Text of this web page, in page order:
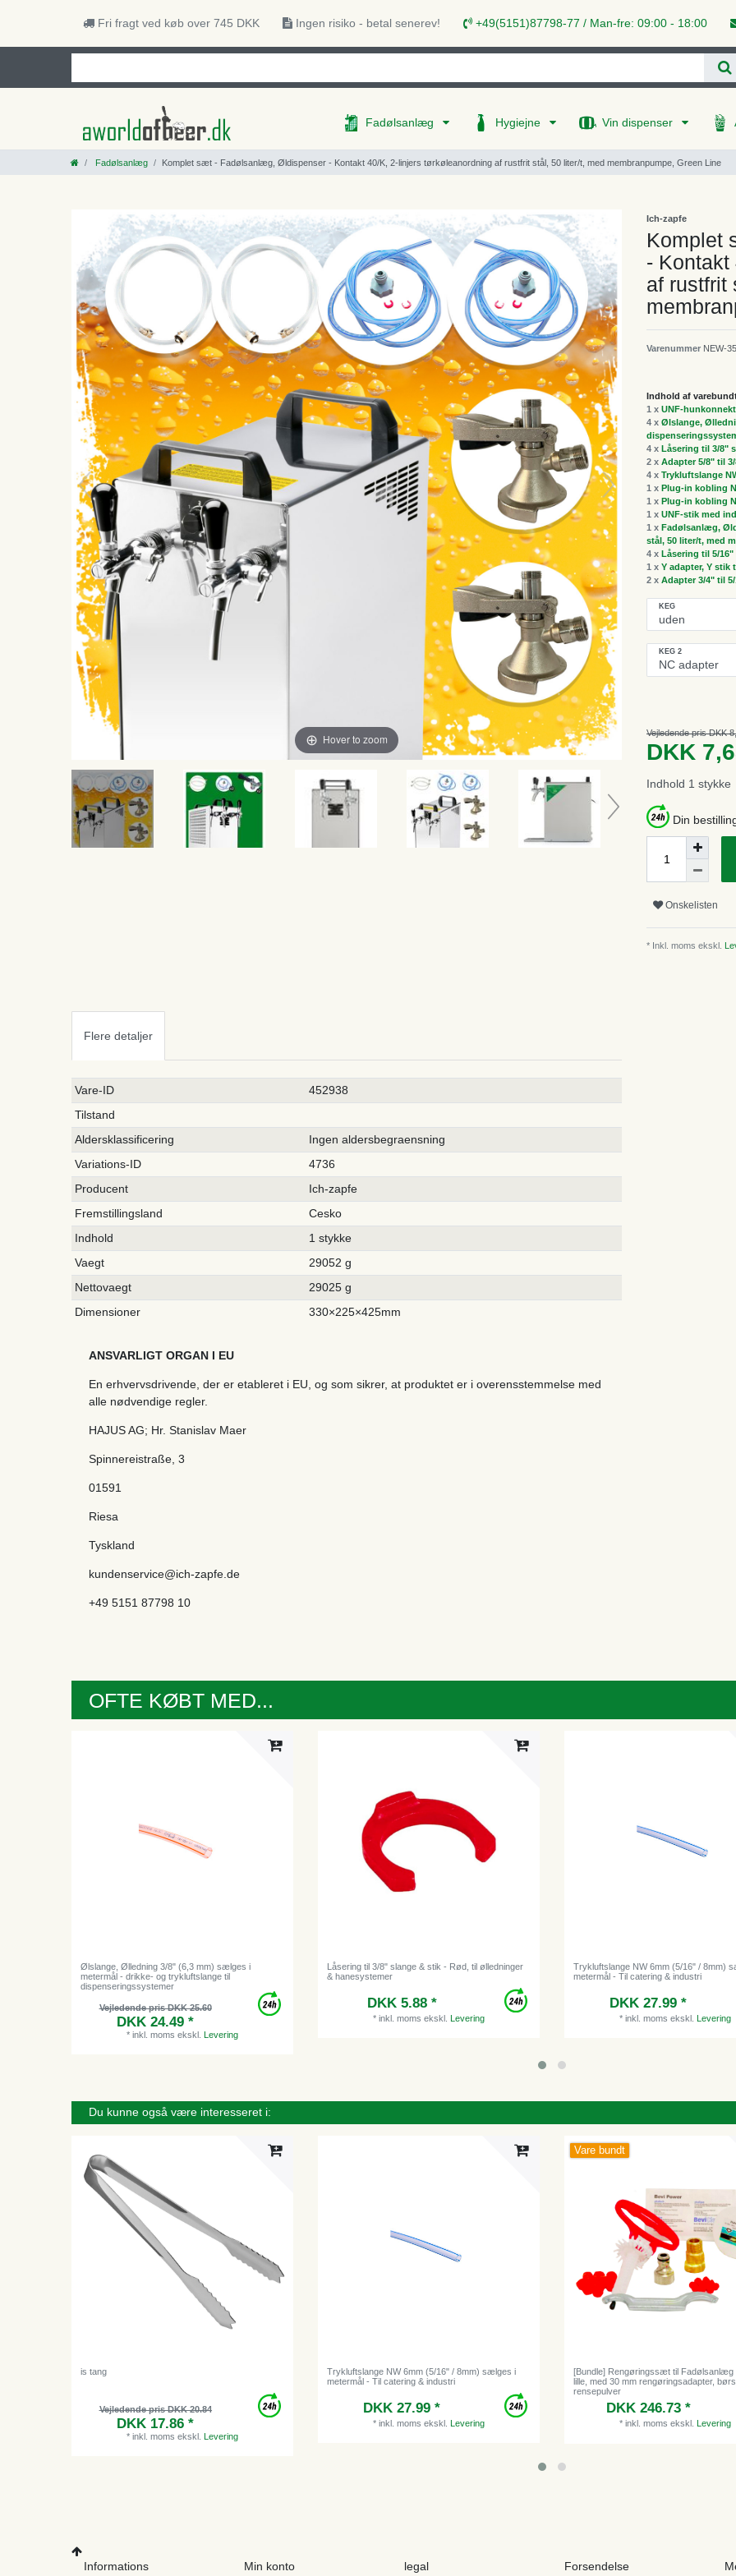
Fri fragt ved køb over 745 DKK Ingen risiko - betal senerev! +49(5151)87798-77 / Man-fre: 09:00 - 18:00
Fadølsanlæg Hygiejne Vin dispenser
Fadølsanlæg Komplet sæt - Fadølsanlæg, Øldispenser - Kontakt 40/K, 2-linjers tørkøleanordning af rustfrit stål, 50 liter/t, med membranpumpe, Green Line
Hover to zoom
Ich-zapfe
Komplet
-
af rustfrit
Varenummer NEW-
Indhold af
1 x UNF-
4 x Ølslange,
4 x Låsering til 3/8"
2 x Adapter 5/8" til
4 x Trykluftslange
1 x Plug-in kobling
1 x Plug-in kobling
1 x UNF-stik med
1 x Fadølsanlæg,
stål, 50 liter/t, med
4 x Låsering til 5/
1 x Y adapter, Y stik
2 x Adapter 3/4" til
KEG
KEG 2
Vejledende pris DKK
DKK
Indhold 1 stykke
Din
Onskelisten
* Inkl. moms ekskl.
Flere detaljer
Ceres::Template.singleItemTechnicalDataAttribute
Ceres::Template.singleItemTechnicalDataValue
Vare-ID
452938
Tilstand
Aldersklassificering
Ingen aldersbegraensning
Variations-ID
4736
Producent
Ich-zapfe
Fremstillingsland
Cesko
Indhold
1 stykke
Vaegt
29052 g
Nettovaegt
29025 g
Dimensioner
330×225×425mm
ANSVARLIGT ORGAN I EU
En erhvervsdrivende, der er etableret i EU, og som sikrer, at produktet er i overensstemmelse med
alle nødvendige regler.
HAJUS AG; Hr. Stanislav Maer
Spinnereistraße 3
01591
Riesa
Tyskland
kundenservice@ich-zapfe.de
+49 5151 87798 10
OFTE KØBT MED...
Ølslange, Ølledning 3/8" (6,3 mm) sælges i
metermål - drikke- og trykluftslange til
dispenseringssystemer
Vejledende pris DKK 25.60
DKK 24.49 *
* inkl. moms ekskl. Levering
Låsering til 3/8" slange & stik - Rød, til ølledninger
& hanesystemer
DKK 5.88 *
* inkl. moms ekskl. Levering
Trykluftslange NW 6mm (5/16" / 8mm)
metermål - Til catering & industri
DKK 27.99 *
* inkl. moms ekskl. Levering
Du kunne også være interesseret i:
is tang
Vejledende pris DKK 20.84
DKK 17.86 *
* inkl. moms ekskl. Levering
Trykluftslange NW 6mm (5/16" / 8mm) sælges i
metermål - Til catering & industri
DKK 27.99 *
* inkl. moms ekskl. Levering
Vare bundt
[Bundle] Rengøringssæt til Fadølsanlæg
lille, med 30 mm rengøringsadapter,
rensepulver
DKK 246.73 *
* inkl. moms ekskl. Levering
Informations Min konto legal Forsendelse